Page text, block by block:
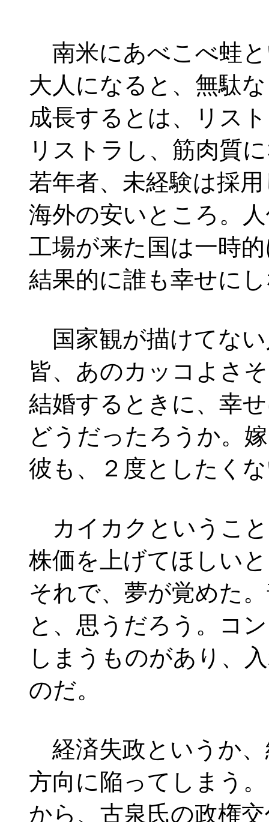
南米にあべこべ蛙
大人になると、無駄
成長するとは、リス
リストラし、筋肉質
若年者、未経験は採
海外の安いところ。
工場が来た国は一時
結果的に誰も幸せに
国家観が描けてな
皆、あのカッコよさ
結婚するときに、幸
どうだったろうか。
彼も、２度としたく
カイカクというこ
株価を上げてほしい
それで、夢が覚めた
と、思うだろう。コ
しまうものがあり、
のだ。
経済失政というか、
方向に陥ってしまう
から、古泉氏の政権